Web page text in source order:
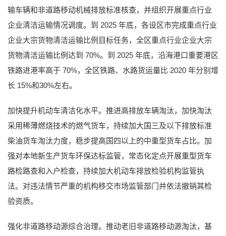
输车辆和非道路移动机械排放标准核查，并组织开展重点行业
企业清洁运输情况调度。到 2025 年底，各设区市完成重点行业
企业大宗货物清洁运输比例目标任务，全区重点行业企业大宗
货物清洁运输比例达到 70%。到 2025 年底，沿海港口重要港区
铁路进港率高于 70%，全区铁路、水路货运量比 2020 年分别增
长 15%和30%左右。
加快提升机动车清洁化水平。推进高排放车辆淘汰，加快淘汰
采用稀薄燃烧技术的燃气货车，持续加大国三及以下排放标准
柴油货车淘汰力度，稳步提高国四以上的中重型货车占比。加
强对本地新生产货车环保达标监管，常态化定点开展重型货车
路检路查和入户检查，持续加大机动车排放检验机构监管执
法。对违法情节严重的机构移交市场监管部门并依法撤销其检
验资质。
强化非道路移动源综合治理。推动老旧非道路移动源淘汰，基